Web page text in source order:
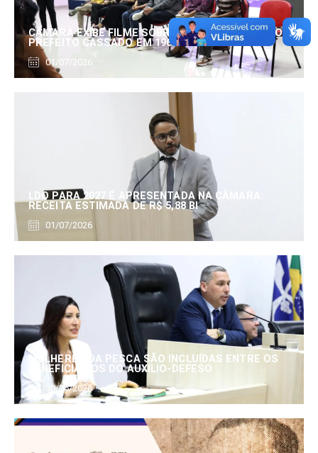
CÂMARA EXIBE FILME SOBRE EDUARDO SERRANO,
PREFEITO CASSADO EM 1960
01/07/2026
LDO PARA 2027 É APRESENTADA NA CÂMARA:
RECEITA ESTIMADA DE R$ 5,88 BI
01/07/2026
MULHERES DA PESCA SÃO INCLUÍDAS ENTRE OS
BENEFICIÁRIOS DO AUXÍLIO-DEFESO
30/06/2026